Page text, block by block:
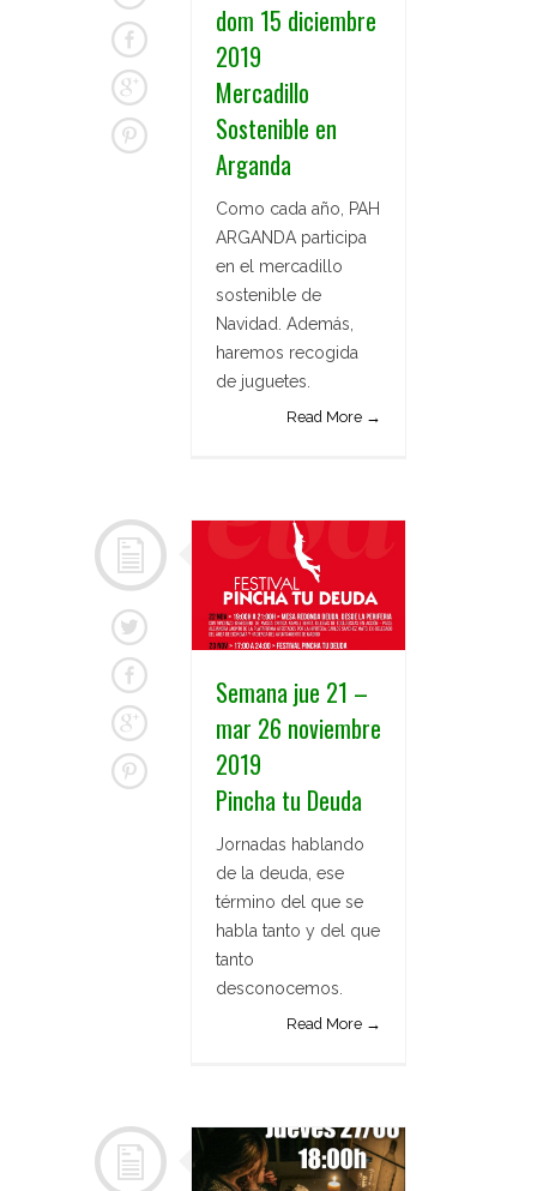
dom 15 diciembre
2019
Mercadillo
Sostenible en
Arganda
Como cada año, PAH
ARGANDA participa
en el mercadillo
sostenible de
Navidad. Además,
haremos recogida
de juguetes.
Read More →
Semana jue 21 –
mar 26 noviembre
2019
Pincha tu Deuda
Jornadas hablando
de la deuda, ese
término del que se
habla tanto y del que
tanto
desconocemos.
Read More →